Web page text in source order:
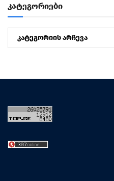
კატეგორიები
კატეგორიები